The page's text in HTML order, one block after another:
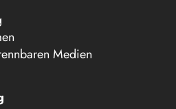
Medien